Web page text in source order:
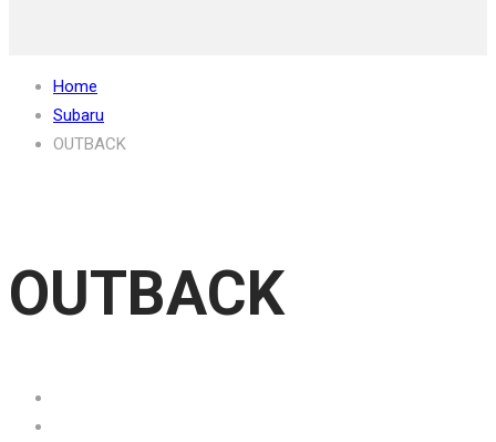
Home
Subaru
OUTBACK
OUTBACK